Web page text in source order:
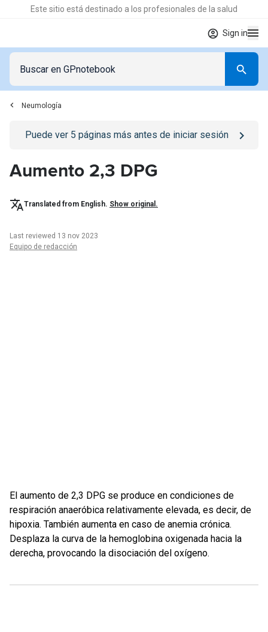
Este sitio está destinado a los profesionales de la salud
Sign in
Neumología
Go to/iniciar-sesionpage
Puede ver 5 páginas más antes de iniciar sesión
Aumento 2,3 DPG
Translated from English. Show original.
Last reviewed 13 nov 2023
Equipo de redacción
El aumento de 2,3 DPG se produce en condiciones de
respiración anaeróbica relativamente elevada, es decir, de
hipoxia. También aumenta en caso de anemia crónica.
Desplaza la curva de la hemoglobina oxigenada hacia la
derecha, provocando la disociación del oxígeno.